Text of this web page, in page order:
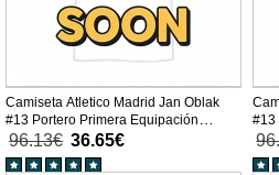
Camiseta Atletico Madrid Jan Oblak
#13 Portero Primera Equipación
Replica 2025-26 para niños mangas
cortas (+ Pantalones cortos)
96.13€ 36.65€
#13